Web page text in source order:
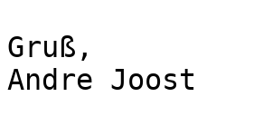
Gruß,
Andre Joost